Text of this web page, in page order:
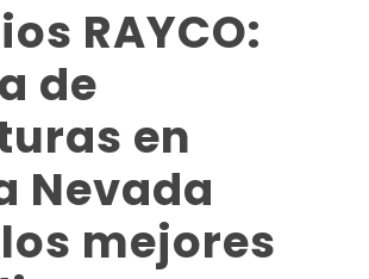
RAYCO:
de
en
Nevada
mejores